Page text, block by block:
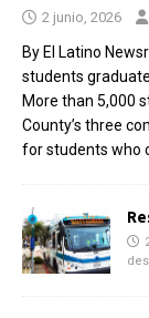
2 junio, 2026
By El Latino
students
More than 5,000
County’s three
for students who